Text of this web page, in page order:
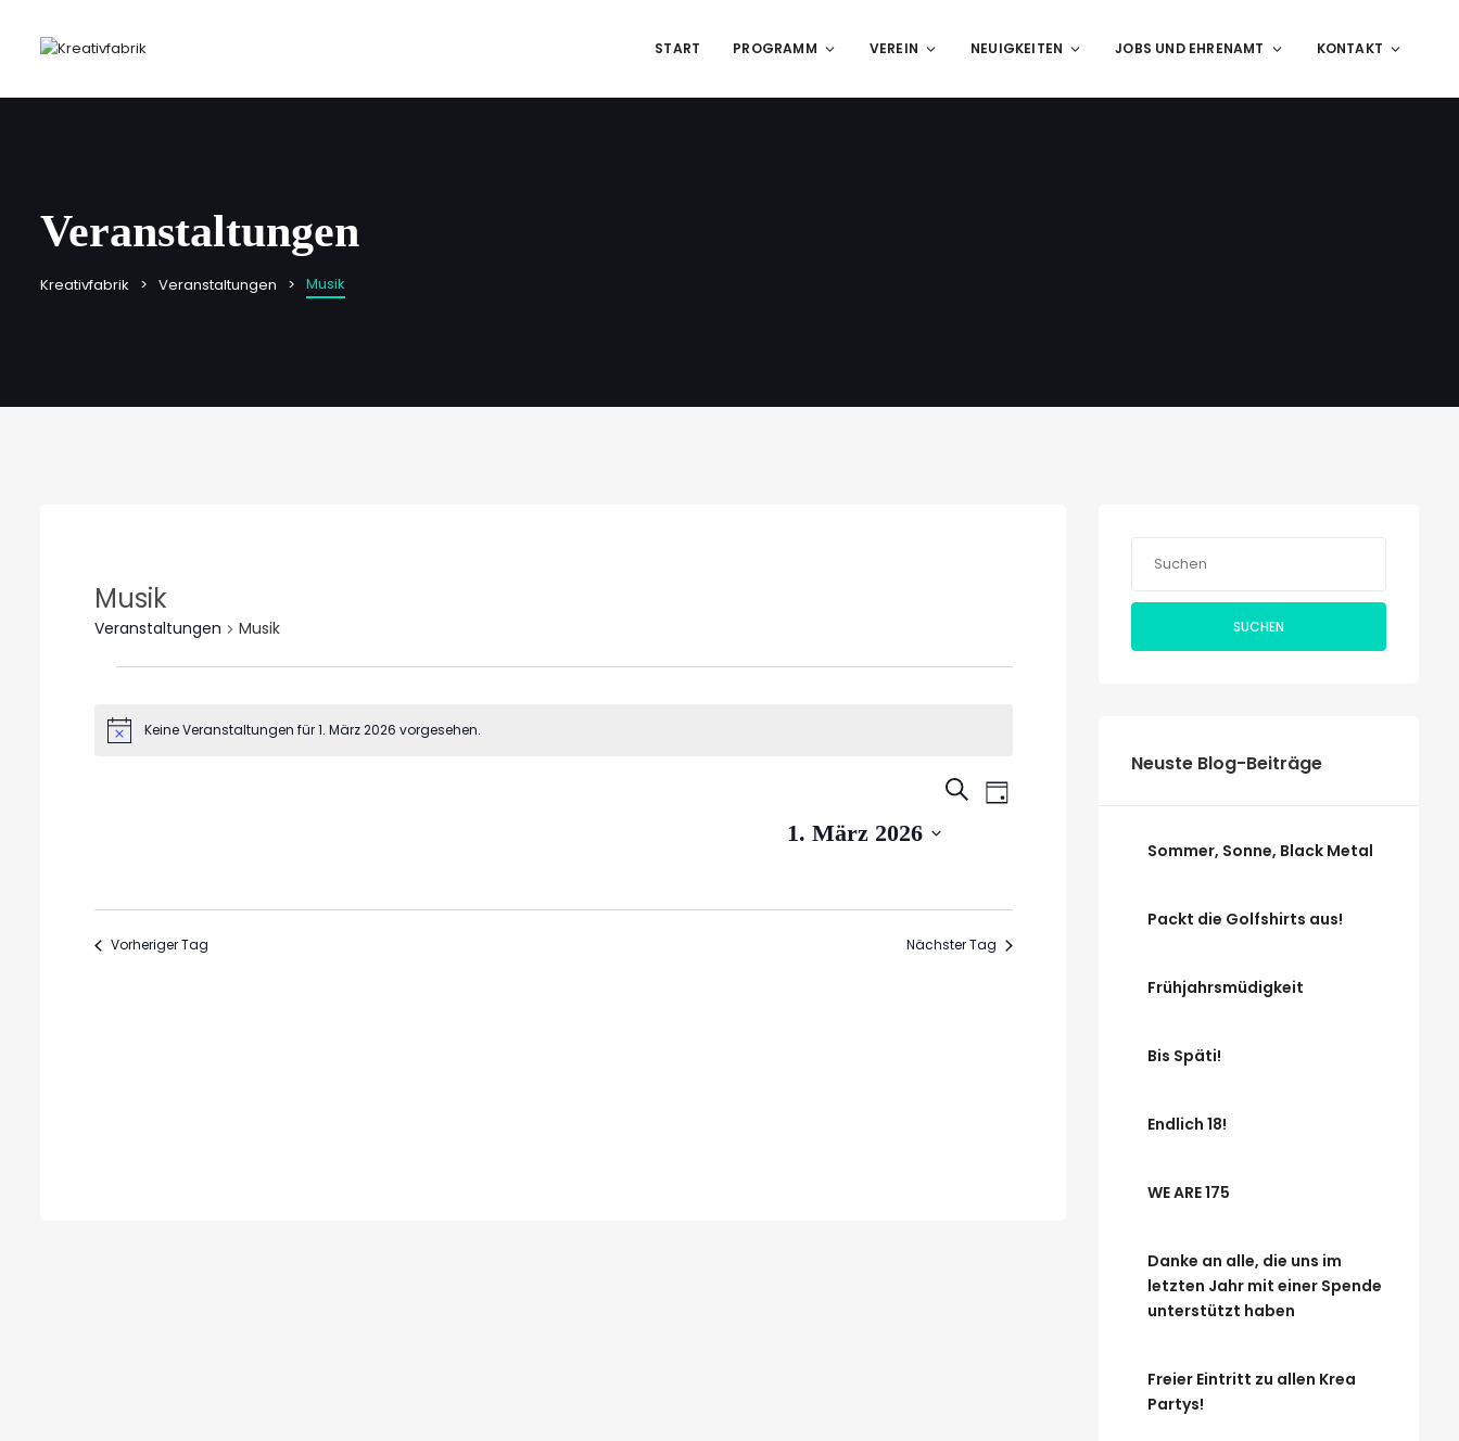
START PROGRAMM VEREIN NEUIGKEITEN JOBS UND EHRENAMT KONTAKT
Veranstaltungen
Kreativfabrik Veranstaltungen Musik
Musik
Veranstaltungen Musik
für
HinweisKeine Veranstaltungen für 1. März 2026 vorgesehen.
Veranstaltungen
Suche
Ansichten,
Navigation
SUCHEVeranstaltung
Ansichten-
TAG
1. März 2026
Vorheriger Tag Nächster Tag
SUCHEN
Neuste Blog-Beiträge
Sommer, Sonne, Black Metal
Packt die Golfshirts aus!
Frühjahrsmüdigkeit
Bis Späti!
Endlich 18!
WE ARE 175
Danke an alle, die uns im
letzten Jahr mit einer Spende
unterstützt haben
Freier Eintritt zu allen Krea
Partys!